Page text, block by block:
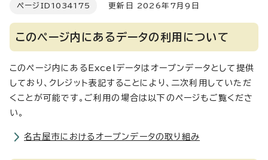
ページID 1034175 更新日 2026年7月9日
このページ内にあるデータの利用について
このページ内にあるExcelデータはオープンデータとして提供
しており、クレジット表記することにより、二次利用していただ
くことが可能です。ご利用の場合は以下のページもご覧くださ
い。
名古屋市におけるオープンデータの取り組み